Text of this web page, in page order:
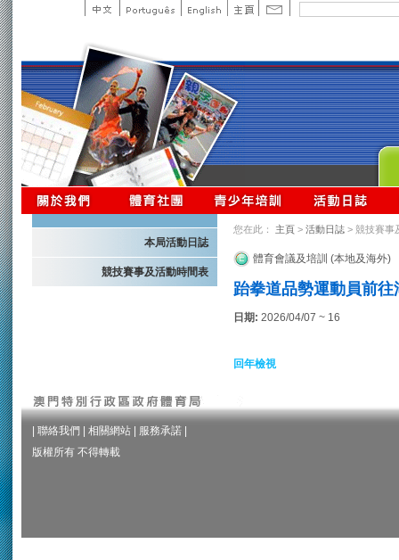
本局活動日誌
競技賽事及活動時間表
您在此： 主頁 > 活動日誌 > 競技賽事
體育會議及培訓 (本地及海外)
跆拳道品勢運動員前
日期: 2026/04/07 ~ 16
回年檢視
聯絡我們 相關網站 服務承諾
版權所有 不得轉載